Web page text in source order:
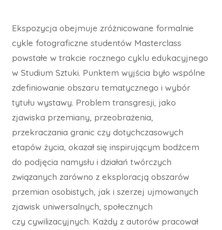
Ekspozycja obejmuje zróżnicowane formalnie
cykle fotograficzne studentów Masterclass
powstałe w trakcie rocznego cyklu edukacyjnego
w Studium Sztuki. Punktem wyjścia było wspólne
zdefiniowanie obszaru tematycznego i wybór
tytułu wystawy. Problem transgresji, jako
zjawiska przemiany, przeobrażenia,
przekraczania granic czy dotychczasowych
etapów życia, okazał się inspirującym bodźcem
do podjęcia namysłu i działań twórczych
związanych zarówno z eksploracją obszarów
przemian osobistych, jak i szerzej ujmowanych
zjawisk uniwersalnych, społecznych
czy cywilizacyjnych. Każdy z autorów pracował